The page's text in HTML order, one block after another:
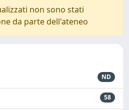
non sono stati
da parte dell'ateneo
ND
58